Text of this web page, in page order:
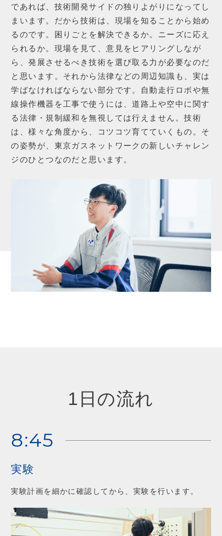
であれば、技術開発サイドの独りよがりになってし
まいます。だから技術は、現場を知ることから始め
るのです。困りごとを解決できるか。ニーズに応え
られるか。現場を見て、意見をヒアリングしなが
ら、発展させるべき技術を選び取る力が必要なのだ
と思います。それから法律などの周辺知識も、実は
学ばなければならない部分です。自動走行ロボや無
線操作機器を工事で使うには、道路上や空中に関す
る法律・規制緩和を無視しては行えません。技術
は、様々な角度から、コツコツ育てていくもの。そ
の姿勢が、東京ガスネットワークの新しいチャレン
ジのひとつなのだと思います。
1日の流れ
8:45
実験
実験計画を細かに確認してから、実験を行います。